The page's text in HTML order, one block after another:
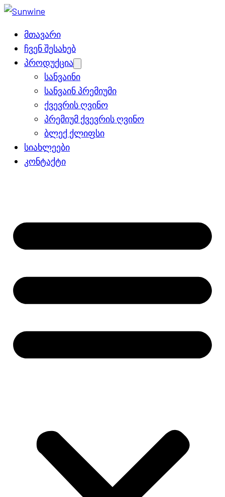
მთავარი
ჩვენ შესახებ
პროდუქცია
menu
სანვაინი
სანვაინ პრემიუმი
ქვევრის ღვინო
პრემიუმ ქვევრის ღვინო
ბლექ ქლიფსი
სიახლეები
კონტაქტი